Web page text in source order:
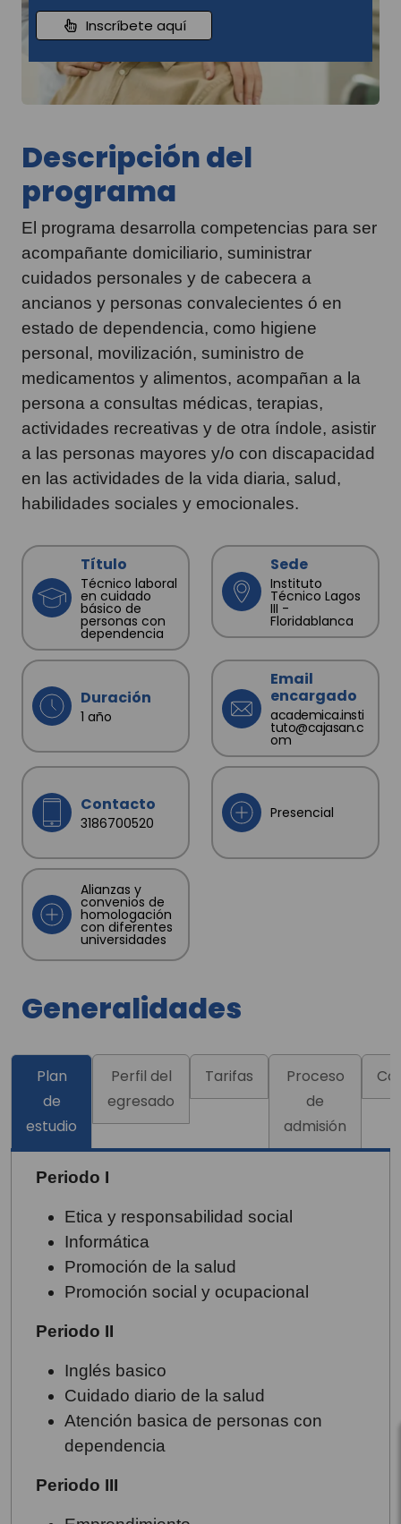
Inscríbete aquí
Descripción del
programa
El programa desarrolla competencias para ser
acompañante domiciliario, suministrar
cuidados personales y de cabecera a
ancianos y personas convalecientes ó en
estado de dependencia, como higiene
personal, movilización, suministro de
medicamentos y alimentos, acompañan a la
persona a consultas médicas, terapias,
actividades recreativas y de otra índole, asistir
a las personas mayores y/o con discapacidad
en las actividades de la vida diaria, salud,
habilidades sociales y emocionales.
Título
Técnico laboral
en cuidado
básico de
personas con
dependencia
Sede
Instituto
Técnico Lagos
III -
Floridablanca
Duración
1 año
Email
encargado
academica.insti
tuto@cajasan.c
om
Contacto
3186700520
Presencial
Alianzas y
convenios de
homologación
con diferentes
universidades
Generalidades
Plan
de
estudio
Perfil del
egresado
Tarifas
Proceso
de
admisión
Periodo I
Etica y responsabilidad social
Informática
Promoción de la salud
Promoción social y ocupacional
Periodo II
Inglés basico
Cuidado diario de la salud
Atención basica de personas con
dependencia
Periodo III